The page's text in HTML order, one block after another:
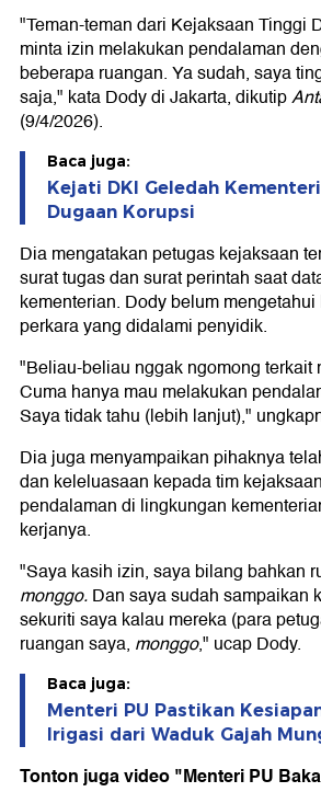
"Teman-teman dari Kejaksaan Tinggi
minta izin melakukan pendalaman
beberapa ruangan. Ya sudah, saya
saja," kata Dody di Jakarta, dikutip
(9/4/2026).
Baca juga:
Kejati DKI Geledah
Dugaan Korupsi
Dia mengatakan petugas kejaksaan
surat tugas dan surat perintah saat
kementerian. Dody belum
perkara yang didalami penyidik.
"Beliau-beliau nggak ngomong terkait
Cuma hanya mau melakukan
Saya tidak tahu (lebih lanjut),"
Dia juga menyampaikan pihaknya
dan keleluasaan kepada tim
pendalaman di lingkungan
kerjanya.
"Saya kasih izin, saya bilang bahkan
monggo.Dan saya sudah sampaikan
sekuriti saya kalau mereka (para
ruangan saya, monggo," ucap Dody.
Baca juga:
Menteri PU Pastikan
Irigasi dari Waduk Gajah
Tonton juga video "Menteri PU